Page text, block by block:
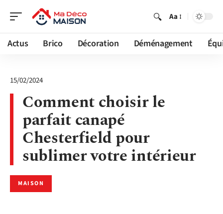
Aa
Actus Brico Décoration Déménagement
15/02/2024
Comment choisir le
parfait canapé
Chesterfield pour
sublimer votre intérieur
MAISON